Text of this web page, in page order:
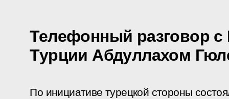
Телефонный разговор с
Турции Абдуллахом
По инициативе турецкой стороны